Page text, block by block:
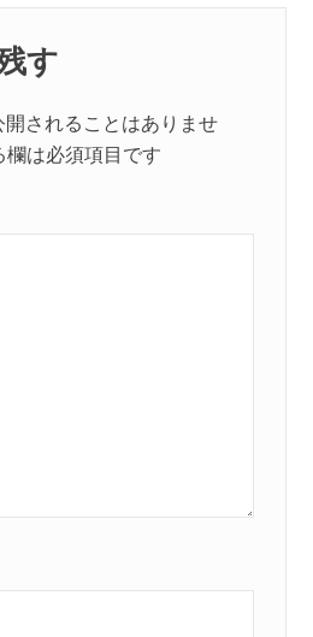
す
されることはありませ
欄は必須項目です